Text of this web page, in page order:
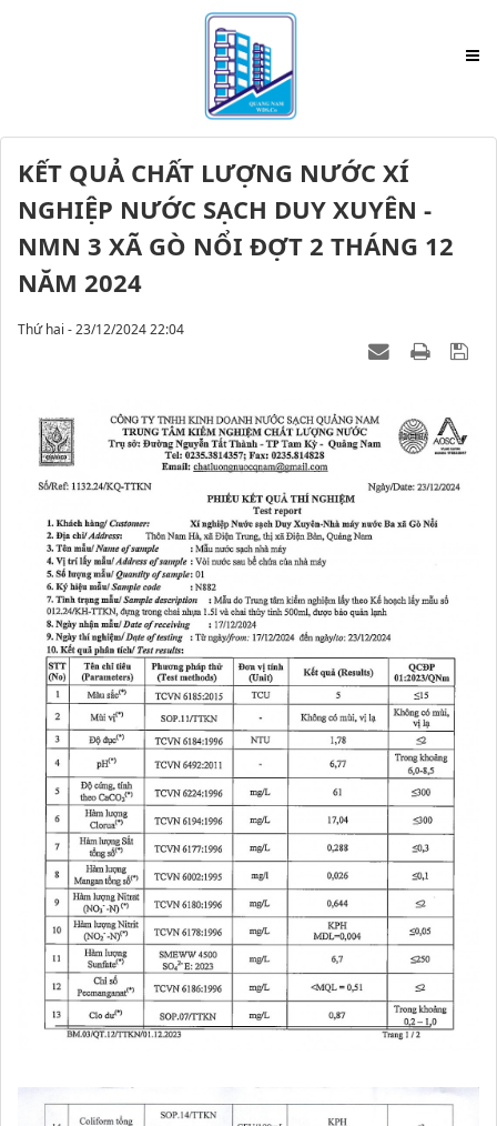
KẾT QUẢ CHẤT LƯỢNG NƯỚC XÍ
NGHIỆP NƯỚC SẠCH DUY XUYÊN -
NMN 3 XÃ GÒ NỔI ĐỢT 2 THÁNG 12
NĂM 2024
Thứ hai - 23/12/2024 22:04